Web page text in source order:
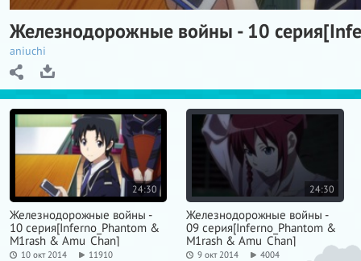
Железнодорожные войны - 10
aniuchi
24:30
Железнодорожные войны -
10 серия[Inferno_Phantom &
M1rash & Amu_Chan]
10 окт 2014 11910
24:30
Железнодорожные войны -
09 серия[Inferno_Phantom &
M1rash & Amu_Chan]
9 окт 2014 4004